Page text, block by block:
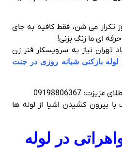
تکرار می‌ شن، فقط کافیه به جای
ای ما زنگ بزنی!
تهران نیاز به سرویسکار فنر زن
لوله بازکنی شبانه روزی در جنت
09198806367
در لوله